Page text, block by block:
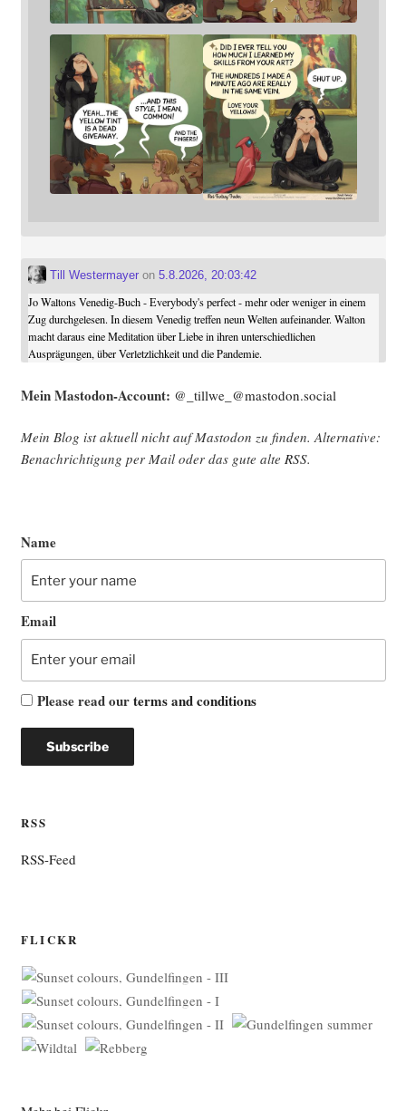
Till Westermayeron 5.8.2026, 20:03:42
Jo Waltons Venedig-Buch - Everybody's perfect - mehr oder weniger in einem
Zug durchgelesen. In diesem Venedig treffen neun Welten aufeinander. Walton
macht daraus eine Meditation über Liebe in ihren unterschiedlichen
Ausprägungen, über Verletzlichkeit und die Pandemie.
Mein Mast­o­don-Account: @_tillwe_@mastodon.social
Mein Blog ist aktu­ell nicht auf Mast­o­don zu fin­den. Alter­na­ti­ve:
Benach­rich­ti­gung per Mail oder das gute alte RSS.
Name
Email
Please read ourterms and conditions
RSS
RSS-Feed
FLICKR